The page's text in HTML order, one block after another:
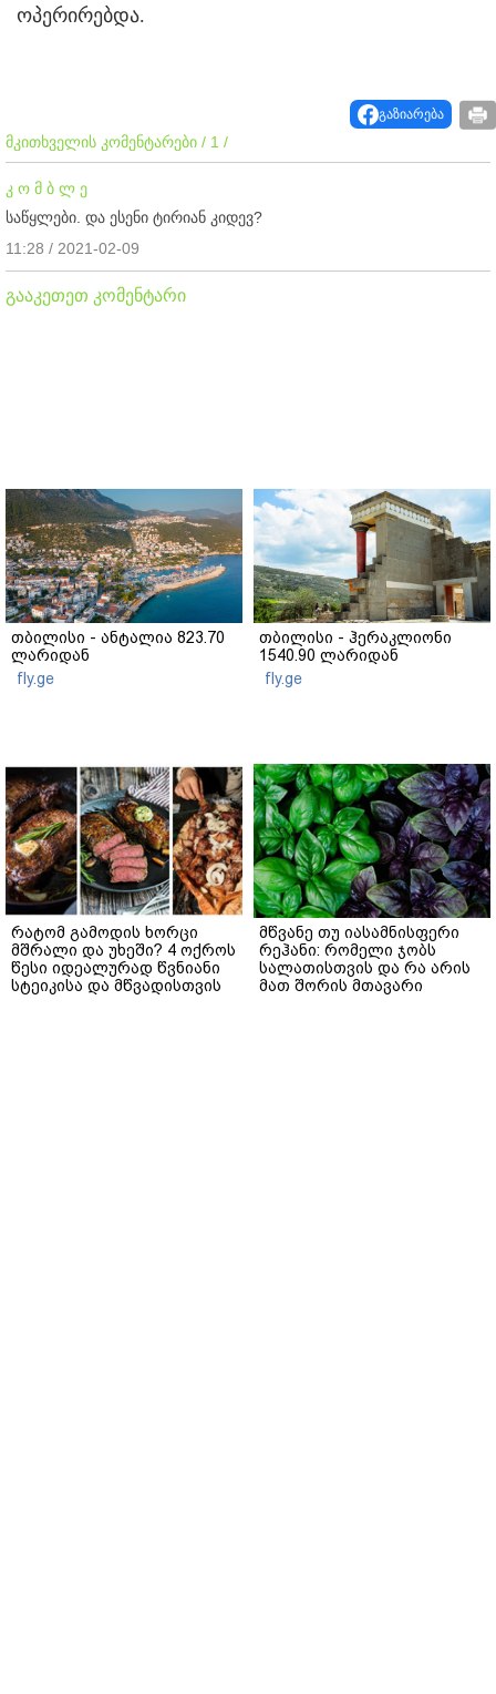
ოპერირებდა.
გაზიარება
მკითხველის კომენტარები / 1 /
კ ო მ ბ ლ ე
საწყლები. და ესენი ტირიან კიდევ?
11:28 / 2021-02-09
გააკეთეთ კომენტარი
თბილისი - ანტალია 823.70
ლარიდან
fly.ge
თბილისი - ჰერაკლიონი
1540.90 ლარიდან
fly.ge
რატომ გამოდის ხორცი
მშრალი და უხეში? 4 ოქროს
წესი იდეალურად წვნიანი
სტეიკისა და მწვადისთვის
მწვანე თუ იასამნისფერი
რეჰანი: რომელი ჯობს
სალათისთვის და რა არის
მათ შორის მთავარი